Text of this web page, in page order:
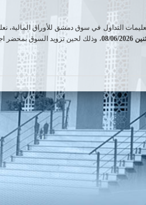
التداول في سوق دمشق للأوراق المالية،
08/06/2026 ، وذلك لحين تزويد السوق بمحضر